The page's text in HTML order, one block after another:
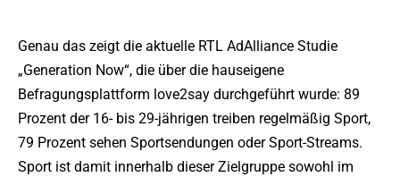
Genau das zeigt die aktuelle RTL AdAlliance Studie
„Generation Now“, die über die hauseigene
Befragungsplattform love2say durchgeführt wurde: 89
Prozent der 16- bis 29-jährigen treiben regelmäßig Sport,
79 Prozent sehen Sportsendungen oder Sport-Streams.
Sport ist damit innerhalb dieser Zielgruppe sowohl im